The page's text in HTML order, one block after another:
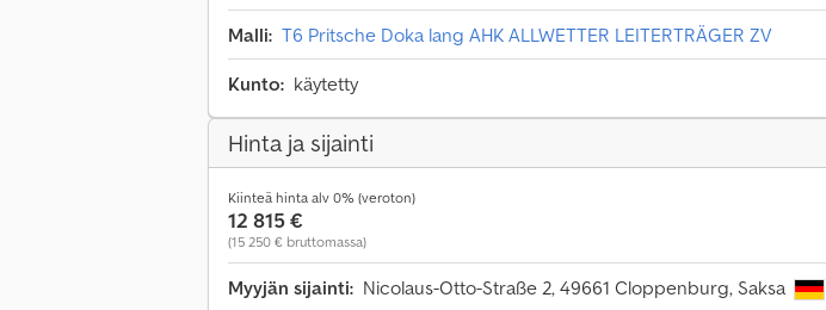
Malli: T6 Pritsche Doka lang AHK ALLWETTER LEITERTRÄGER ZV
Kunto: käytetty
Hinta ja sijainti
Kiinteä hinta alv 0% (veroton)
12 815 €
(15 250 € bruttomassa)
Myyjän sijainti: Nicolaus-Otto-Straße 2, 49661 Cloppenburg, Saksa